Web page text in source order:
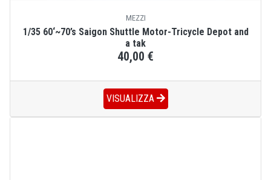
MEZZI
1/35 60‘~70’s Saigon Shuttle Motor-Tricycle Depot and
a tak
40,00 €
VISUALIZZA